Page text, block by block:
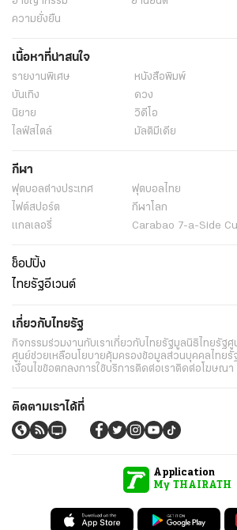
ความยั่งยืน
เนื้อหาที่น่าสนใจ
รายงานพิเศษ หนังสือพิมพ์
บันเทิง
ดวง
นิยาย
วิดีโอ
ไลฟ์สไตล์
มัลติมีเดีย
กีฬา
ฟุตบอลต่่างประเทศ ฟุตบอลไทย
ไฟต์สปอร์ต
กีฬาโลก
แกลเลอรี่
Carabao 7-a-Side
ช็อปปิ้ง
ไทยรัฐอีเวนต์
เกี่ยวกับไทยรัฐ
กิจกรรมร่วมงานกับเราเกี่ยวกับไทยรัฐมูลนิธิไทยรัฐศู
ศูนย์ช่วยเหลือนโยบายคุ้มครองข้อมูลส่วนบุคคลไทยรั
เงื่อนไขข้อตกลงการใช้บริการติดต่อเราติดต่อโฆษณา
ติดตามเราได้ที่
Application
My THAIRATH